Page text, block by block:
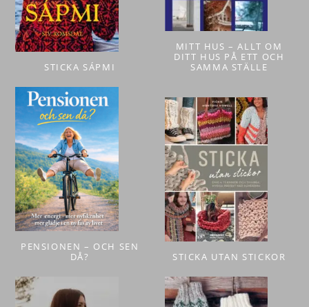
STICKA SÁPMI
MITT HUS – ALLT OM
DITT HUS PÅ ETT OCH
SAMMA STÄLLE
PENSIONEN – OCH SEN
DÅ?
STICKA UTAN STICKOR